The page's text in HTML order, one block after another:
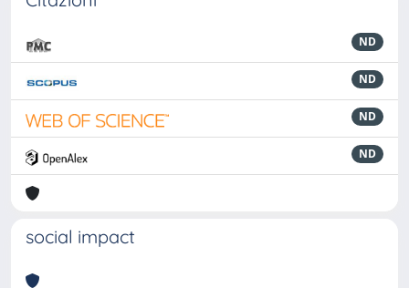
ND
ND
ND
ND
social impact